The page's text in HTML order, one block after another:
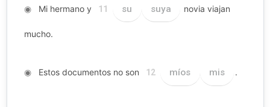
◉Mi hermano y 11 su suya novia viajan
mucho.
◉Estos documentos no son 12 míos mis .